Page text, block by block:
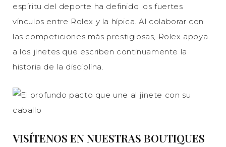
espíritu del deporte ha definido los fuertes
vínculos entre Rolex y la hípica. Al colaborar con
las competiciones más prestigiosas, Rolex apoya
a los jinetes que escriben continuamente la
historia de la disciplina.
VISÍTENOS EN NUESTRAS BOUTIQUES